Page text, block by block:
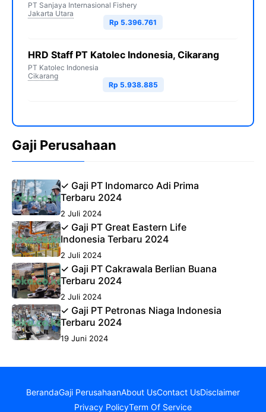
PT Sanjaya Internasional Fishery
Jakarta Utara
Rp 5.396.761
HRD Staff PT Katolec Indonesia, Cikarang
PT Katolec Indonesia
Cikarang
Rp 5.938.885
Gaji Perusahaan
✓ Gaji PT Indomarco Adi Prima
Terbaru 2024
2 Juli 2024
✓ Gaji PT Great Eastern Life
Indonesia Terbaru 2024
2 Juli 2024
✓ Gaji PT Cakrawala Berlian Buana
Terbaru 2024
2 Juli 2024
✓ Gaji PT Petronas Niaga Indonesia
Terbaru 2024
19 Juni 2024
BerandaGaji PerusahaanAbout UsContact UsDisclaimer
Privacy PolicyTerm Of Service